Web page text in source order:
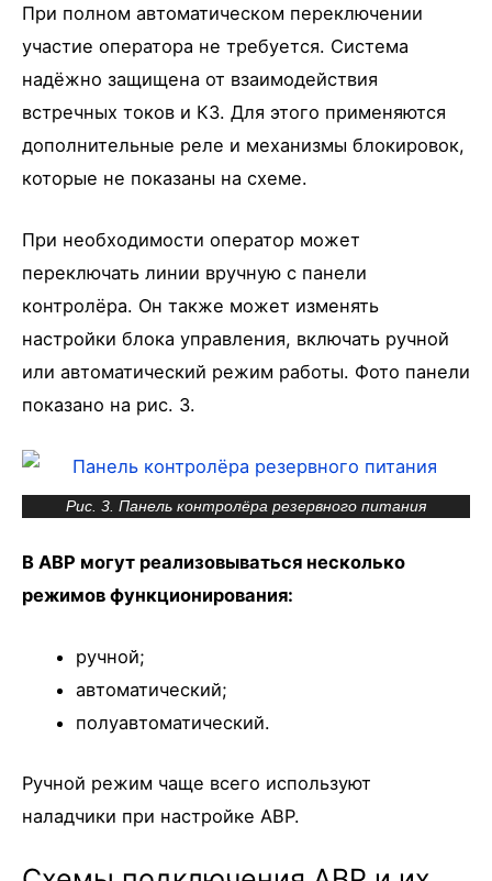
При полном автоматическом переключении
участие оператора не требуется. Система
надёжно защищена от взаимодействия
встречных токов и КЗ. Для этого применяются
дополнительные реле и механизмы блокировок,
которые не показаны на схеме.
При необходимости оператор может
переключать линии вручную с панели
контролёра. Он также может изменять
настройки блока управления, включать ручной
или автоматический режим работы. Фото панели
показано на рис. 3.
Рис. 3. Панель контролёра резервного питания
В АВР могут реализовываться несколько
режимов функционирования:
ручной;
автоматический;
полуавтоматический.
Ручной режим чаще всего используют
наладчики при настройке АВР.